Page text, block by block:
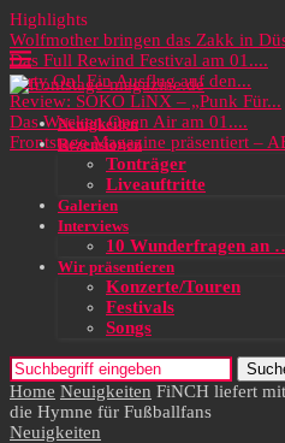
Highlights
Wolfmother bringen das Zakk in
Das Full Rewind Festival am 01....
Party On! Ein Ausflug auf den...
Review: SOKO LiNX – „Punk Für...
Das Wacken Open Air am 01....
Frontstage Magazine präsentiert –
Neuigkeiten
Rezensionen
Tonträger
Liveauftritte
Galerien
Interviews
10 Wunderfragen an
Wir präsentieren
Konzerte/Touren
Festivals
Songs
Home Neuigkeiten FiNCH liefert
die Hymne für Fußballfans
Neuigkeiten